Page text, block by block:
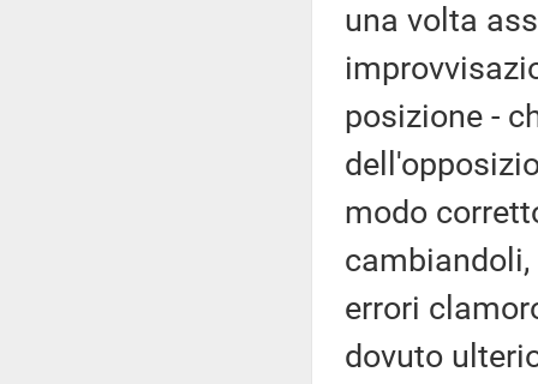
una volta
posizione -
modo
errori
dovuto